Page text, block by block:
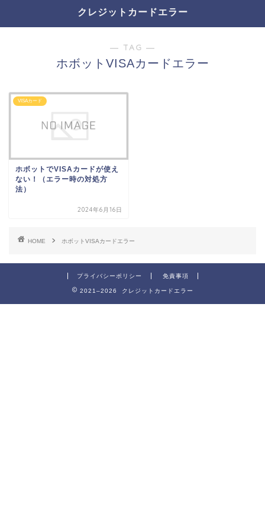
クレジットカードエラー
― TAG ―
ホボットVISAカードエラー
VISAカード
ホボットでVISAカードが使え
ない！（エラー時の対処方
法）
2024年6月16日
HOME ホボットVISAカードエラー
プライバシーポリシー 免責事項
2021–2026 クレジットカードエラー